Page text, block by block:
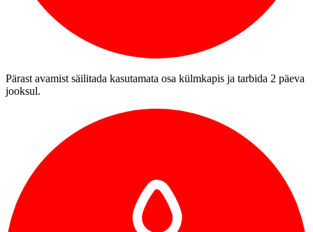
Pärast avamist säilitada kasutamata osa külmkapis ja tarbida 2 päeva
jooksul.